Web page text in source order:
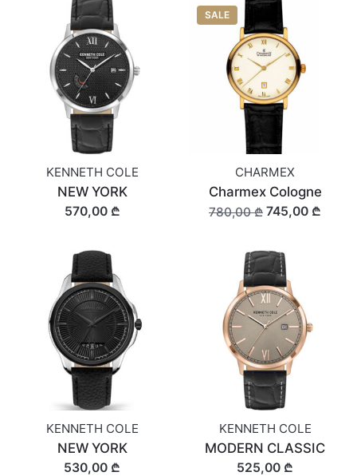
KENNETH COLE
NEW YORK
570,00 ₾
SALE
CHARMEX
Charmex Cologne
780,00 ₾ 745,00 ₾
KENNETH COLE
NEW YORK
530,00 ₾
KENNETH COLE
MODERN CLASSIC
525,00 ₾